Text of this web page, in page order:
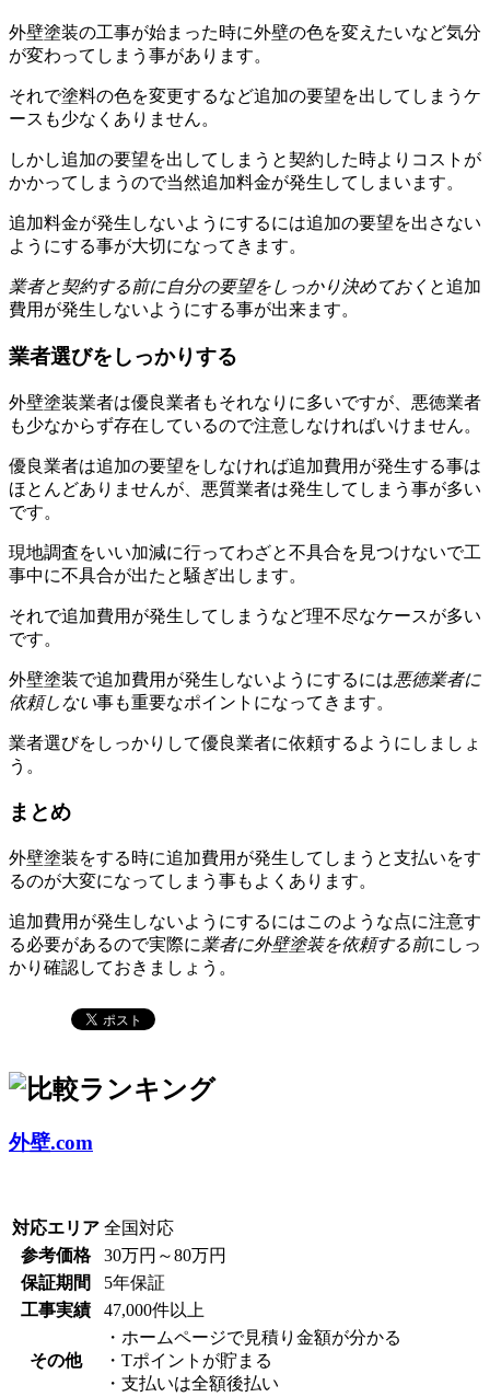
外壁塗装の工事が始まった時に外壁の色を変えたいなど気分
が変わってしまう事があります。
それで塗料の色を変更するなど追加の要望を出してしまうケ
ースも少なくありません。
しかし追加の要望を出してしまうと契約した時よりコストが
かかってしまうので当然追加料金が発生してしまいます。
追加料金が発生しないようにするには追加の要望を出さない
ようにする事が大切になってきます。
業者と契約する前に自分の要望をしっかり決めておく と追加
費用が発生しないようにする事が出来ます。
業者選びをしっかりする
外壁塗装業者は優良業者もそれなりに多いですが、悪徳業者
も少なからず存在しているので注意しなければいけません。
優良業者は追加の要望をしなければ追加費用が発生する事は
ほとんどありませんが、悪質業者は発生してしまう事が多い
です。
現地調査をいい加減に行ってわざと不具合を見つけないで工
事中に不具合が出たと騒ぎ出します。
それで追加費用が発生してしまうなど理不尽なケースが多い
です。
外壁塗装で追加費用が発生しないようにするには悪徳業者に
依頼しない事も重要なポイントになってきます。
業者選びをしっかりして優良業者に依頼するようにしましょ
う。
まとめ
外壁塗装をする時に追加費用が発生してしまうと支払いをす
るのが大変になってしまう事もよくあります。
追加費用が発生しないようにするにはこのような点に注意す
る必要があるので実際に業者に外壁塗装を依頼する前にしっ
かり確認しておきましょう。
外壁.com
対応エリア 全国対応
参考価格
30万円～80万円
保証期間
5年保証
工事実績
47,000件以上
その他
・ホームページで見積り金額が分かる
・Tポイントが貯まる
・支払いは全額後払い